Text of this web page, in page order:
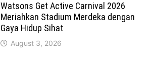
Watsons Get Active Carnival 2026
Meriahkan Stadium Merdeka dengan
Gaya Hidup Sihat
August 3, 2026